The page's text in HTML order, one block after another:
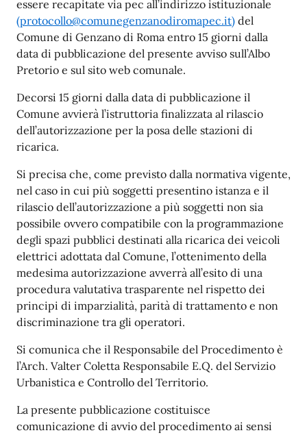
essere recapitate via pec all’indirizzo istituzionale
(protocollo@comunegenzanodiromapec.it) del
Comune di Genzano di Roma entro 15 giorni dalla
data di pubblicazione del presente avviso sull’Albo
Pretorio e sul sito web comunale.
Decorsi 15 giorni dalla data di pubblicazione il
Comune avvierà l’istruttoria finalizzata al rilascio
dell’autorizzazione per la posa delle stazioni di
ricarica.
Si precisa che, come previsto dalla normativa vigente,
nel caso in cui più soggetti presentino istanza e il
rilascio dell’autorizzazione a più soggetti non sia
possibile ovvero compatibile con la programmazione
degli spazi pubblici destinati alla ricarica dei veicoli
elettrici adottata dal Comune, l’ottenimento della
medesima autorizzazione avverrà all’esito di una
procedura valutativa trasparente nel rispetto dei
principi di imparzialità, parità di trattamento e non
discriminazione tra gli operatori.
Si comunica che il Responsabile del Procedimento è
l’Arch. Valter Coletta Responsabile E.Q. del Servizio
Urbanistica e Controllo del Territorio.
La presente pubblicazione costituisce
comunicazione di avvio del procedimento ai sensi